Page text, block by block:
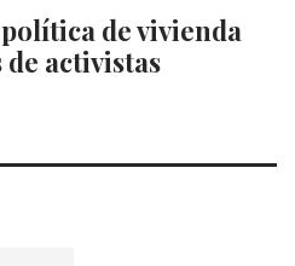
de vivienda
activistas